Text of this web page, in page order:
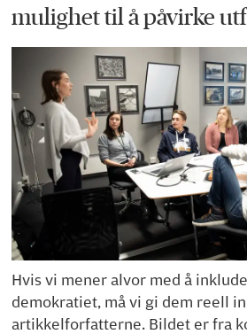
mulighet til å påvirke
Hvis vi mener alvor med å
demokratiet, må vi gi dem reell
artikkelforfatterne. Bildet er fra